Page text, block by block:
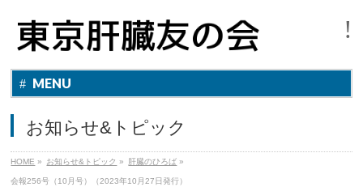
MENU
お知らせ&トピック
HOME » お知らせ&トピック » 肝臓のひろば »
会報256号（10月号）（2023年10月27日発行）